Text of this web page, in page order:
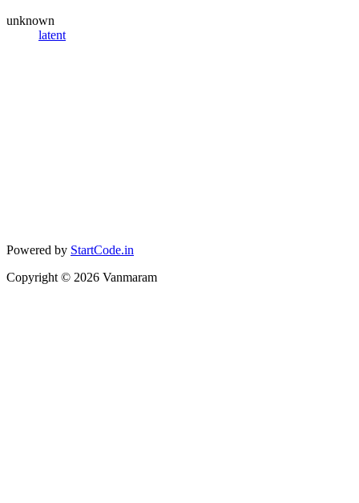
unknown
latent
Powered by StartCode.in
Copyright © 2026 Vanmaram